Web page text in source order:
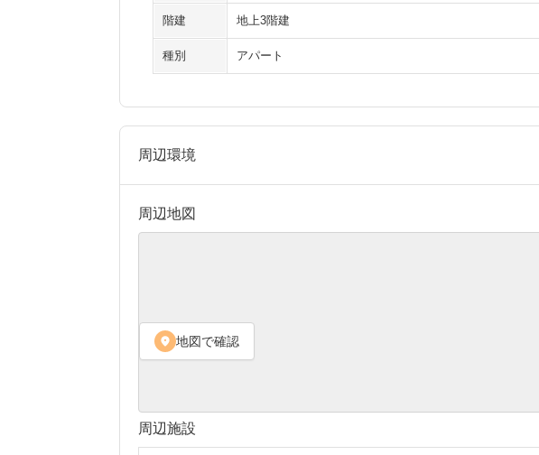
階建 地上3階建
種別 アパート
周辺環境
周辺地図
location_on 地図で確認
周辺施設